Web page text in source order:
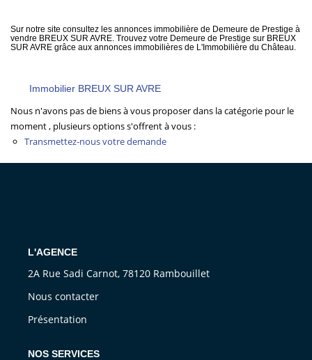
EXTRANET
Sur notre site consultez les annonces immobilière de Demeure de Prestige à
vendre BREUX SUR AVRE. Trouvez votre Demeure de Prestige sur BREUX
SUR AVRE grâce aux annonces immobilières de L'Immobilière du Château.
Immobilier BREUX SUR AVRE
Nous n'avons pas de biens à vous proposer dans la catégorie pour le
moment , plusieurs options s'offrent à vous :
Transmettez-nous votre demande
L'AGENCE
2A Rue Sadi Carnot, 78120 Rambouillet
Nous contacter
Présentation
NOS SERVICES